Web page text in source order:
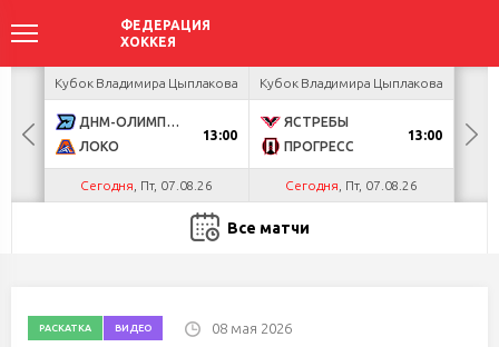
Кубок Владимира Цыплакова
ДНМ-ОЛИМПИК
ЛОКО
13:00
Сегодня , Пт, 07.08.26
Кубок Владимира Цыплакова
ЯСТРЕБЫ
ПРОГРЕСС
13:00
Сегодня , Пт, 07.08.26
Все матчи
РАСКАТКА ВИДЕО 08 мая 2026